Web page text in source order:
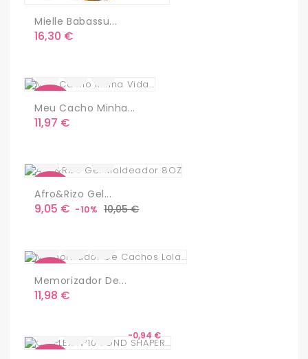
Mielle Babassu...
Precio
16,30 €
Meu Cacho Minha...
Precio
11,97 €
Afro&Rizo Gel...
Precio
9,05 € -10% Precio
10,05 €
Memorizador De...
Precio
11,98 €
-0,94 €